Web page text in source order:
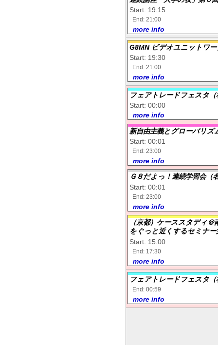
Start: 19:15
End: 21:00
more info
G8MN ビデオユニットワ
Start: 19:30
End: 21:00
more info
フェアトレードフェスタ（
Start: 00:00
more info
新自由主義とグローバリズ
Start: 00:01
End: 23:00
more info
Ｇ８だよっ！連続学習会（
Start: 00:01
End: 23:00
more info
（京都）ケーススタディ
をぐっと近くするセミナー
Start: 15:00
End: 17:30
more info
フェアトレードフェスタ（
End: 00:59
more info